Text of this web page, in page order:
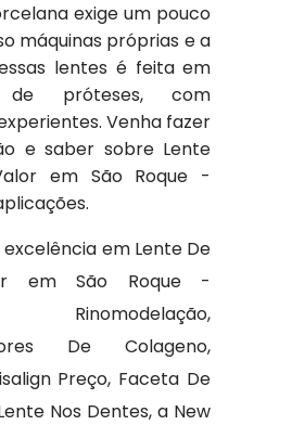
exige um pouco
máquinas próprias e a
lentes é feita em
de próteses, com
Venha fazer
e saber sobre Lente
em São Roque -
em Lente De
em São Roque -
Rinomodelação,
De Colageno,
Preço, Faceta De
Nos Dentes, a New